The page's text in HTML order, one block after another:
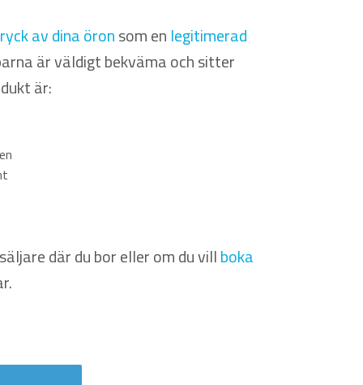
av dina öronsom en legitimerad
är väldigt bekväma och sitter
är:
där du bor eller om du villboka